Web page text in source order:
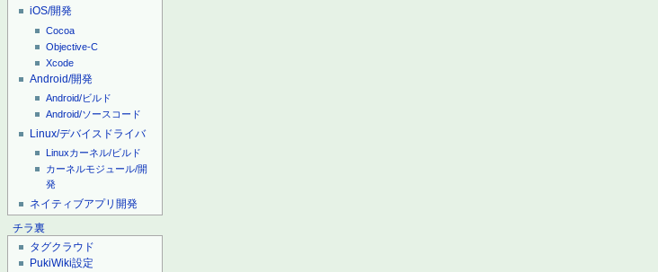
iOS/開発
Cocoa
Objective-C
Xcode
Android/開発
Android/ビルド
Android/ソースコード
Linux/デバイスドライバ
Linuxカーネル/ビルド
カーネルモジュール/開
発
ネイティブアプリ開発
チラ裏
タグクラウド
PukiWiki設定